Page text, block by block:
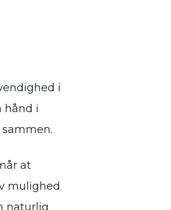
i
hånd i
at
mulighed
naturlig